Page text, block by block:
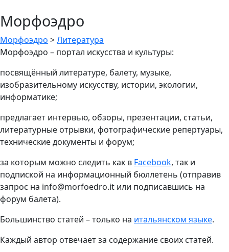
Морфоэдро
Морфоэдро >Литература
Морфоэдро – портал искусства и культуры:
посвящённый литературе, балету, музыке,
изобразительному искусству, истории, экологии,
информатике;
предлагает интервью, обзоры, презентации, статьи,
литературные отрывки, фотографические репертуары,
технические документы и форум;
за которым можно следить как в Facebook, так и
подпиской на информационный бюллетень (отправив
запрос на info@morfoedro.it или подписавшись на
форум балета).
Большинство статей – только на итальянском языке.
Каждый автор отвечает за содержание своих статей.